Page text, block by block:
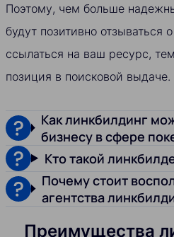
Поэтому, чем больше
будут позитивно отзываться
ссылаться на ваш ресурс,
позиция в поисковой выдаче.
Как линкбилдинг
бизнесу в сфере
Кто такой
Почему стоит
агентства
Преимущества